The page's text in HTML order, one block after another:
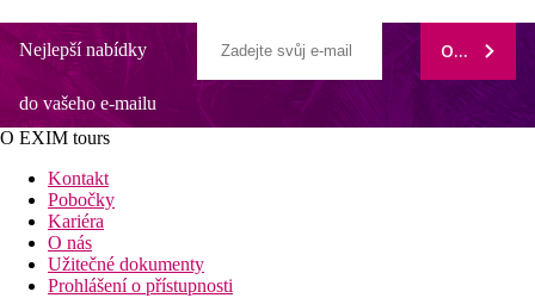
Nejlepší nabídky
do vašeho e-mailu
ODEBÍRAT
O EXIM tours
Kontakt
Pobočky
Kariéra
O nás
Užitečné dokumenty
Prohlášení o přístupnosti